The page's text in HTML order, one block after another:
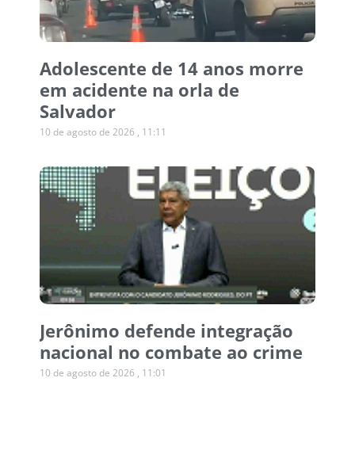
Adolescente de 14 anos morre
em acidente na orla de
Salvador
10 de agosto de 2026 11:11
Jerônimo defende integração
nacional no combate ao crime
10 de agosto de 2026 11:01